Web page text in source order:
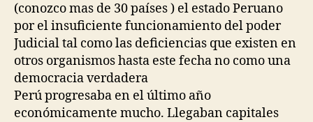
(conozco mas de 30 países ) el estado Peruano
por el insuficiente funcionamiento del poder
Judicial tal como las deficiencias que existen en
otros organismos hasta este fecha no como una
democracia verdadera
Perú progresaba en el último año
económicamente mucho. Llegaban capitales